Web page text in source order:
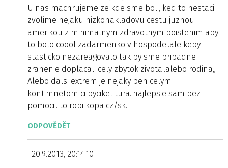
U nas machrujeme ze kde sme boli, ked to nestaci
zvolime nejaku nizkonakladovu cestu juznou
amerikou z minimalnym zdravotnym poistenim aby
to bolo coool zadarmenko v hospode..ale keby
stasticko nezareagovalo tak by sme pripadne
zranenie doplacali cely zbytok zivota..alebo rodina,,
Alebo dalsi extrem je nejaky beh celym
kontimnetom ci bycikel tura..najlepsie sam bez
pomoci.. to robi kopa cz/sk..
ODPOVĚDĚT
20.9.2013, 20:14:10